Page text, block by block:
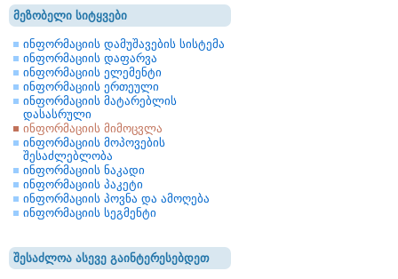
მეზობელი სიტყვები
ინფორმაციის დამუშავების სისტემა
ინფორმაციის დაფარვა
ინფორმაციის ელემენტი
ინფორმაციის ერთეული
ინფორმაციის მატარებლის
დასასრული
ინფორმაციის მიმოცვლა
ინფორმაციის მოპოვების
შესაძლებლობა
ინფორმაციის ნაკადი
ინფორმაციის პაკეტი
ინფორმაციის პოვნა და ამოღება
ინფორმაციის სეგმენტი
შესაძლოა ასევე გაინტერესებდეთ